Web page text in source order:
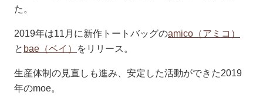
た。
2019年は11月に新作トートバッグのamico（アミコ）
と bae（ベイ） をリリース。
生産体制の見直しも進み、安定した活動ができた2019
年のmoe。